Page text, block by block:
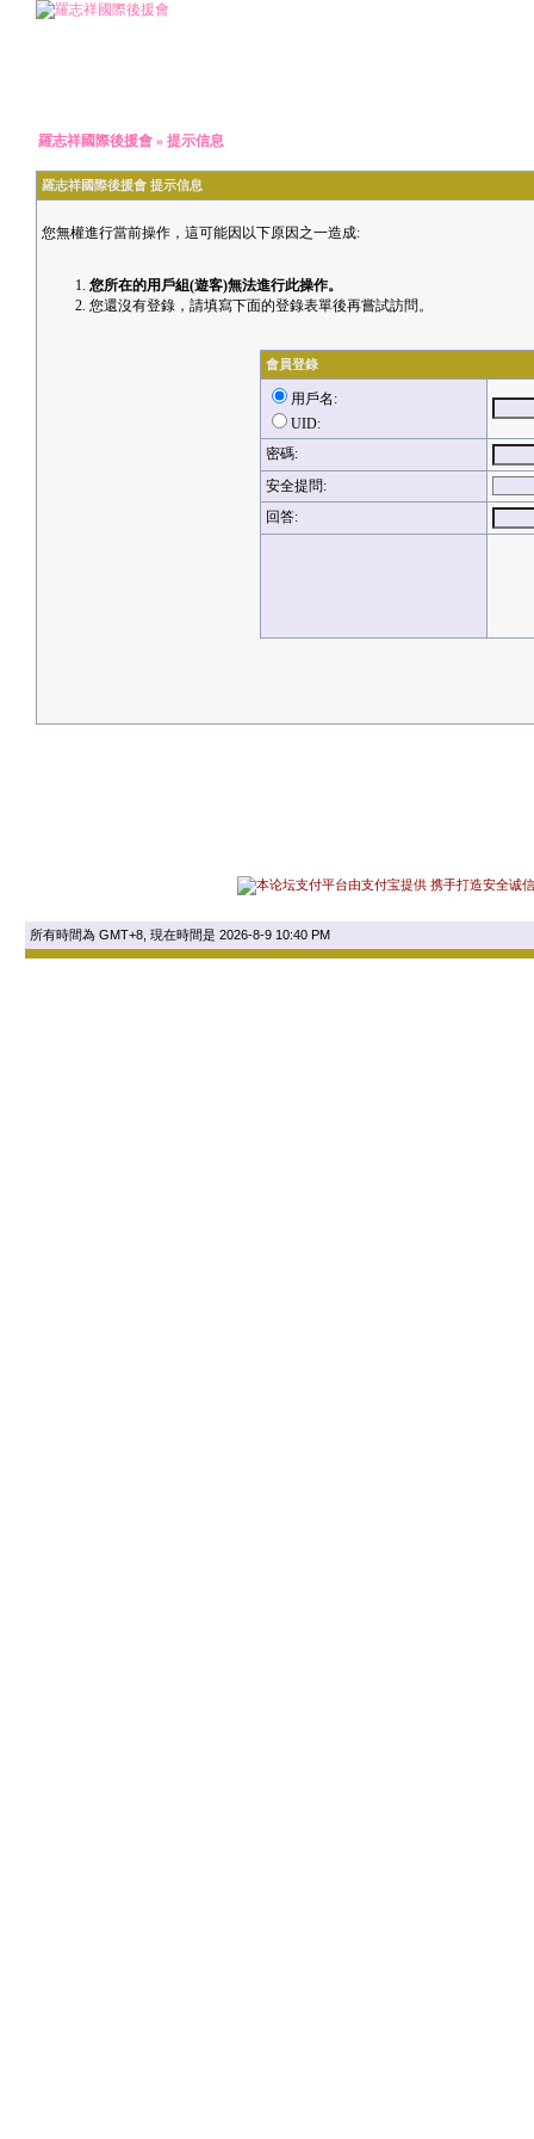
羅志祥國際後援會 » 提示信息
羅志祥國際後援會 提示信息
您無權進行當前操作，這可能因以下原因之一造成:
您所在的用戶組(遊客)無法進行此操作。
您還沒有登錄，請填寫下面的登錄表單後再嘗試訪問。
會員登錄
用戶名:
UID:
密碼:
安全提問:
回答:
所有時間為 GMT+8, 現在時間是 2026-8-9 10:40 PM